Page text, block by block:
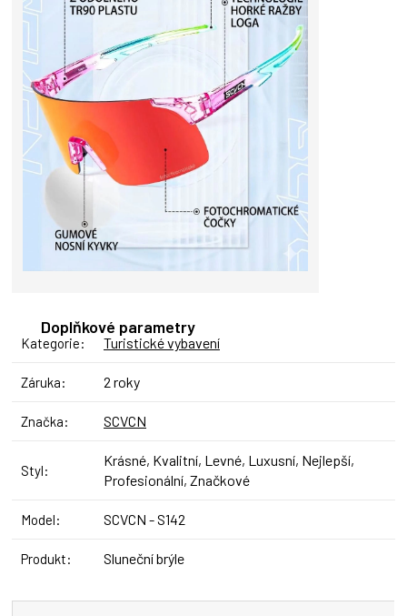
Doplňkové parametry
Kategorie: Turistické vybavení
Záruka: 2 roky
Značka: SCVCN
Styl:
Krásné, Kvalitní, Levné, Luxusní, Nejlepší,
Profesionální, Značkové
Model: SCVCN - S142
Produkt: Sluneční brýle